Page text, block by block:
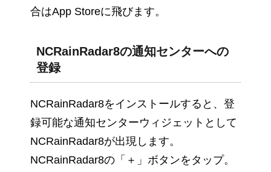
合はApp Storeに飛びます。
NCRainRadar8の通知センターへの
登録
NCRainRadar8をインストールすると、登
録可能な通知センターウィジェットとして
NCRainRadar8が出現します。
NCRainRadar8の「＋」ボタンをタップ。